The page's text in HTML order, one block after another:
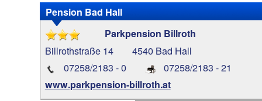
Pension Bad Hall
Parkpension Billroth
Billrothstraße 14
4540 Bad Hall
07258/2183 - 0
07258/2183 - 21
www.parkpension-billroth.at